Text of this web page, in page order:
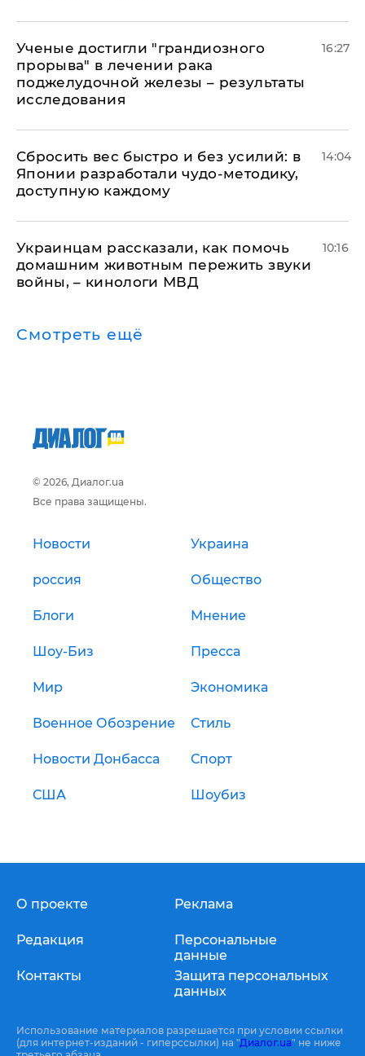
Ученые достигли "грандиозного
прорыва" в лечении рака
поджелудочной железы – результаты
исследования
16:27
Сбросить вес быстро и без усилий: в
Японии разработали чудо-методику,
доступную каждому
14:04
Украинцам рассказали, как помочь
домашним животным пережить звуки
войны, – кинологи МВД
10:16
Смотреть ещё
© 2026, Диалог.ua
Все права защищены.
Новости Украина
россия Общество
Блоги Мнение
Шоу-Биз Пресса
Мир Экономика
Военное Обозрение Стиль
Новости Донбасса Спорт
США Шоубиз
О проекте
Редакция
Контакты
Реклама
Персональные
данные
Защита персональных
данных
Использование материалов разрешается при условии ссылки
(для интернет-изданий - гиперссылки) на "Диалог.ua" не ниже